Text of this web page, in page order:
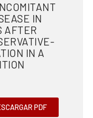
IN
AFTER
IN A
PDF